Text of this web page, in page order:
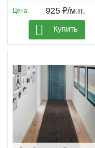
Цена: 925 ₽/м.п.
Купить